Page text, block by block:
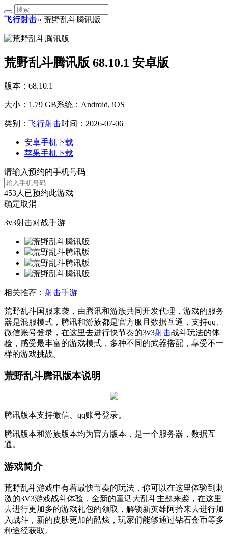
飞行射击›› 荒野乱斗腾讯版
荒野乱斗腾讯版 68.10.1 安卓版
版本：68.10.1
大小：1.79 GB系统：Android, iOS
类别： 飞行射击时间：2026-07-06
安卓手机下载
苹果手机下载
请输入预约的手机号码
453人已预约此游戏
确定取消
3v3射击对战手游
相关推荐： 射击手游
荒野乱斗国服来袭，由腾讯和游族共同开发代理，游戏的服务
器是混服模式，腾讯和游族都是官方服且数据互通，支持qq、
微信账号登录，在这里去进行快节奏的3v3射击战斗玩法的体
验，感受最丰富的游戏模式，多种不同的武器搭配，享受不一
样的游戏挑战。
荒野乱斗腾讯版本说明
腾讯版本支持微信、qq账号登录。
腾讯版本和游族版本均为官方版本，是一个服务器，数据互
通。
游戏简介
荒野乱斗游戏中有着最快节奏的玩法，你可以在这里体验到刺
激的3V3游戏战斗体验，全新的童话大乱斗主题来袭，在这里
去进行更加多的游戏礼包的领取，解锁新英雄阿拾来去进行加
入战斗，新的皮肤更加的酷炫，玩家们能够通过钻石金币等多
种途径获取。